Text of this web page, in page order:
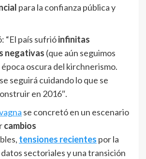
para la confianza pública y
“El país sufrióinfinitas
negativas (que aún seguimos
oscura del kirchnerismo.
seguirá cuidando lo que se
en 2016″.
se concretó en un escenario
cambios
tensiones recientes por la
sectoriales y una transición